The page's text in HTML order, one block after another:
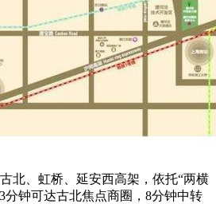
北、虹桥、延安西高架，依托“两横
分钟可达古北焦点商圈，8分钟中转